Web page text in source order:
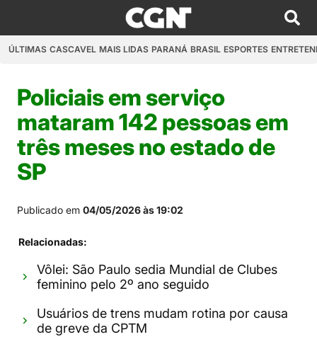
ÚLTIMAS CASCAVEL MAIS LIDAS PARANÁ BRASIL ESPORTES
Policiais em serviço
mataram 142 pessoas em
três meses no estado de
SP
Publicado em 04/05/2026 às 19:02
Relacionadas:
Vôlei: São Paulo sedia Mundial de Clubes
feminino pelo 2º ano seguido
Usuários de trens mudam rotina por causa
de greve da CPTM